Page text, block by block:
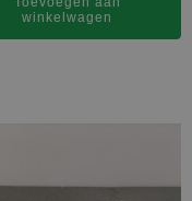
winkelwagen